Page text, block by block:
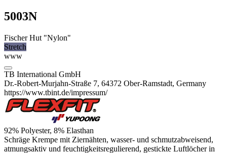
5003N
Fischer Hut "Nylon"
Stretch
www
TB International GmbH
Dr.-Robert-Murjahn-Straße 7, 64372 Ober-Ramstadt, Germany
https://www.tbint.de/impressum/
92% Polyester, 8% Elasthan
Schräge Krempe mit Ziernähten, wasser- und schmutzabweisend,
atmungsaktiv und feuchtigkeitsregulierend, gestickte Luftlöcher in